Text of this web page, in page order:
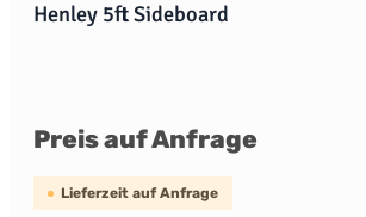
Henley 5ft Sideboard
Preis auf Anfrage
Lieferzeit auf Anfrage